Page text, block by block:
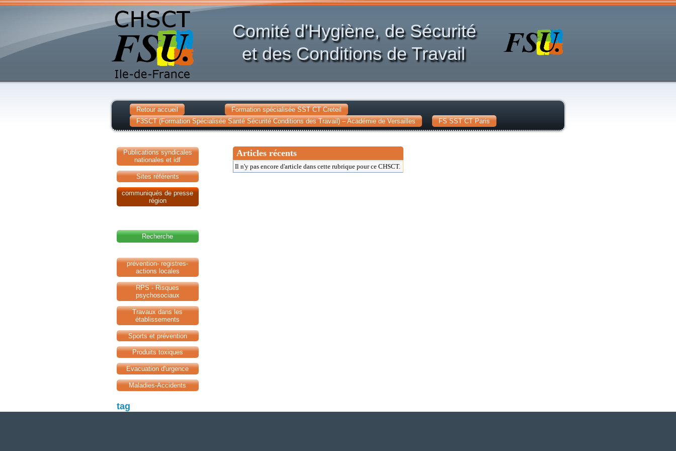
Comité d'Hygiène, de Sécurité
et des Conditions de Travail
Retour accueil
Formation spécialisée SST CT Creteil
F3SCT (Formation Spécialisée Santé Sécurité Conditions des Travail) – Académie de Versailles
FS SST CT Paris
Publications syndicales
nationales et idf
Sites référents
communiqués de presse
région
Recherche
prévention- registres-
actions locales
RPS - Risques
psychosociaux
Travaux dans les
établissements
Sports et prévention
Produits toxiques
Evacuation d'urgence
Maladies-Accidents
tag
Articles récents
Il n'y pas encore d'article dans cette rubrique pour ce CHSCT.